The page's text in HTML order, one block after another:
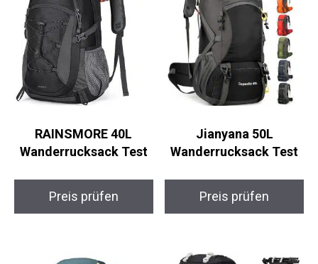
RAINSMORE 40L
Wanderrucksack Test
Preis prüfen
Jianyana 50L
Wanderrucksack Test
Preis prüfen